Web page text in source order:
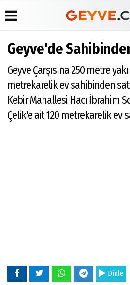
Üye Paneli
Haber
Arşivi
Günün
Haberleri
Biyografiler
Geyve'de
Geyve Çarşısına 250 metre
metrekarelik ev sahibinden
Kebir Mahallesi Hacı İbrahim
Çelik'e ait 120 metrekarelik ev
Dinle